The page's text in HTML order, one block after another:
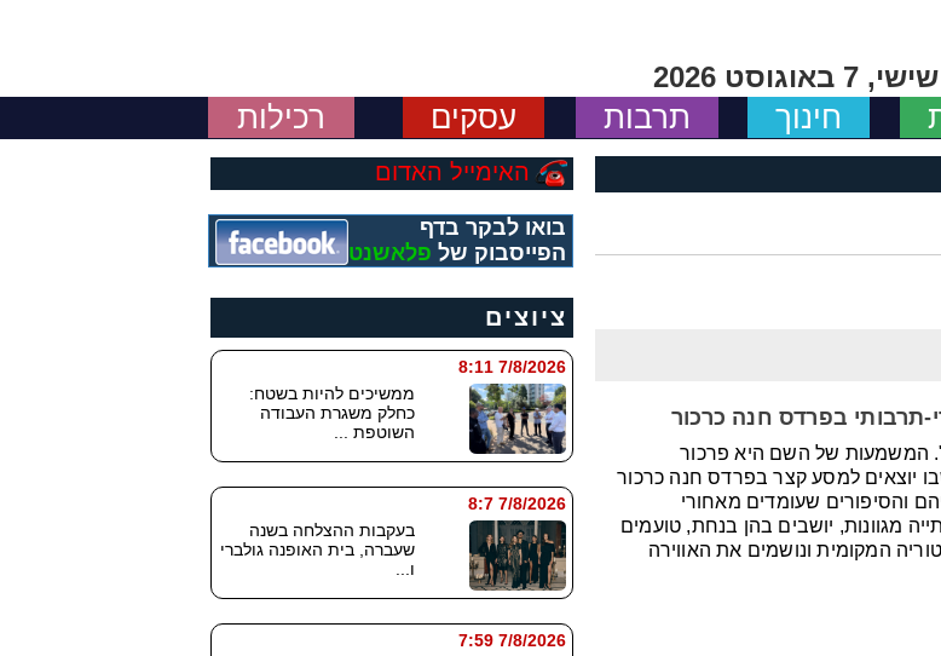
באוגוסט 2026
חינוך תרבות עסקים רכילות
תרבותי בפרדס חנה כרכור
המשמעות של השם היא פרכור
יוצאים למסע קצר בפרדס חנה כרכור
והסיפורים שעומדים מאחורי
מגוונות, יושבים בהן בנחת, טועמים
המקומית ונושמים את האווירה
האימייל האדום
בואו לבקר בדף
הפייסבוק של פלאשנט
ציוצים
7/8/2026 8:11
ממשיכים להיות בשטח:
כחלק משגרת העבודה
השוטפת ...
7/8/2026 8:7
בעקבות ההצלחה בשנה
שעברה, בית האופנה גולברי
ו...
7/8/2026 7:59